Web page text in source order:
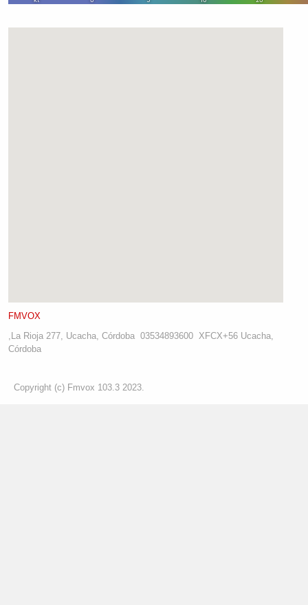
FMVOX
La Rioja 277, Ucacha, Córdoba 03534893600 XFCX+56 Ucacha,
Córdoba
Copyright (c) Fmvox 103.3 2023.